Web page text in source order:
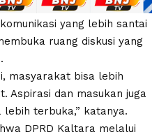
yang lebih santai
ruang diskusi yang
masyarakat bisa lebih
Aspirasi dan masukan juga
terbuka,” katanya.
DPRD Kaltara melalui